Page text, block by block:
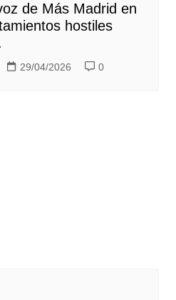
de Más Madrid en
hostiles
29/04/2026 0